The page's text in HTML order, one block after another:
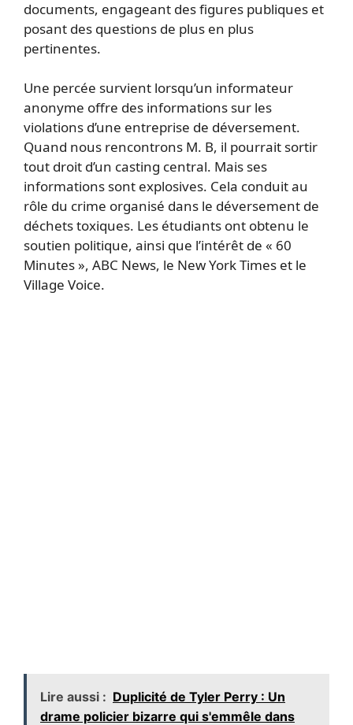
documents, engageant des figures publiques et
posant des questions de plus en plus
pertinentes.
Une percée survient lorsqu’un informateur
anonyme offre des informations sur les
violations d’une entreprise de déversement.
Quand nous rencontrons M. B, il pourrait sortir
tout droit d’un casting central. Mais ses
informations sont explosives. Cela conduit au
rôle du crime organisé dans le déversement de
déchets toxiques. Les étudiants ont obtenu le
soutien politique, ainsi que l’intérêt de « 60
Minutes », ABC News, le New York Times et le
Village Voice.
Lire aussi : Duplicité de Tyler Perry : Un
drame policier bizarre qui s'emmêle dans